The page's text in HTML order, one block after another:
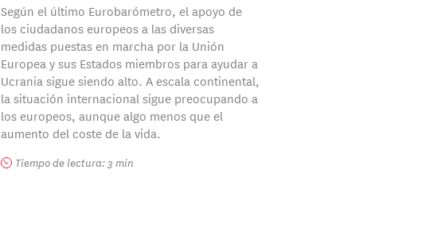
Según el último Eurobarómetro, el apoyo de
los ciudadanos europeos a las diversas
medidas puestas en marcha por la Unión
Europea y sus Estados miembros para ayudar a
Ucrania sigue siendo alto. A escala continental,
la situación internacional sigue preocupando a
los europeos, aunque algo menos que el
aumento del coste de la vida.
Tiempo de lectura: 3 min